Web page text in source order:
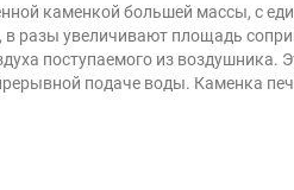
каменкой большей массы, с
разы увеличивают площадь
поступаемого из
подаче воды. Каменка